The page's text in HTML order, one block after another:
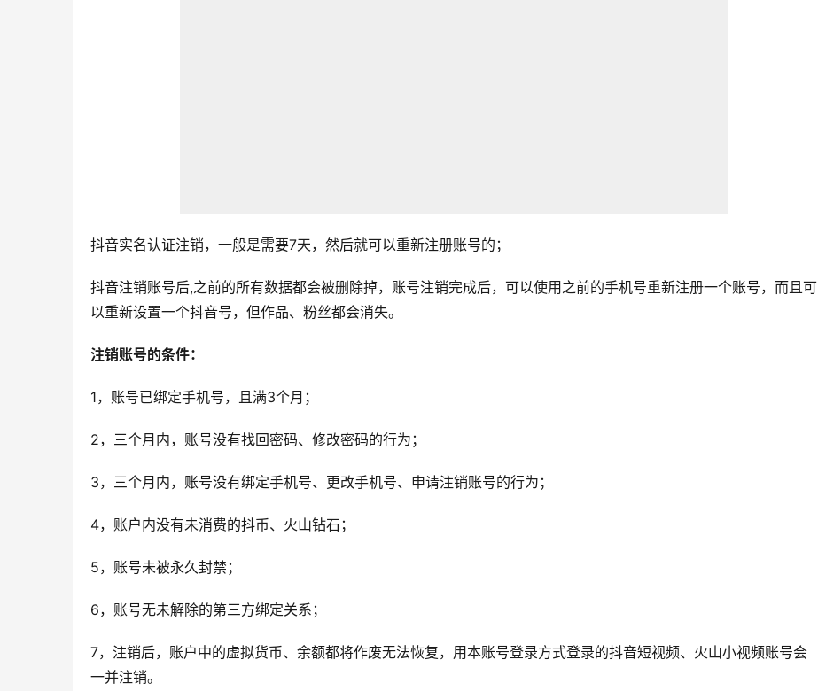
抖音实名认证注销，一般是需要7天，然后就可以重新注册账号的；
抖音注销账号后,之前的所有数据都会被删除掉，账号注销完成后，可以使用之前的手机号重新注册一个账号，而且可
以重新设置一个抖音号，但作品、粉丝都会消失。
注销账号的条件：
1，账号已绑定手机号，且满3个月；
2，三个月内，账号没有找回密码、修改密码的行为；
3，三个月内，账号没有绑定手机号、更改手机号、申请注销账号的行为；
4，账户内没有未消费的抖币、火山钻石；
5，账号未被永久封禁；
6，账号无未解除的第三方绑定关系；
7，注销后，账户中的虚拟货币、余额都将作废无法恢复，用本账号登录方式登录的抖音短视频、火山小视频账号会
一并注销。